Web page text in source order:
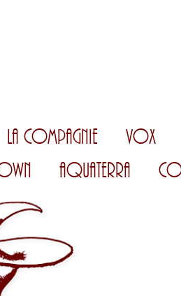
La Compagnie
Vox
AquaTerra